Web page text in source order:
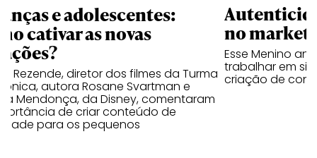
e adolescentes:
cativar as novas
Rezende, diretor dos filmes da Turma
autora Rosane Svartman e
Mendonça, da Disney, comentaram
de criar conteúdo de
para os pequenos
no
Esse Menino
trabalhar em
criação de